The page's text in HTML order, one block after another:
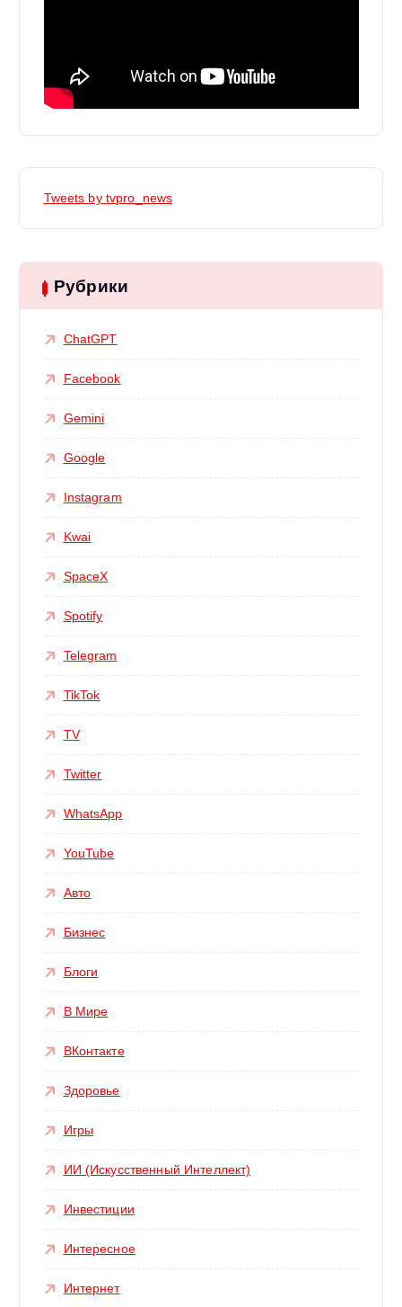
Tweets by tvpro_news
Рубрики
ChatGPT
Facebook
Gemini
Google
Instagram
Kwai
SpaceX
Spotify
Telegram
TikTok
TV
Twitter
WhatsApp
YouTube
Авто
Бизнес
Блоги
В Мире
ВКонтакте
Здоровье
Игры
ИИ (Искусственный Интеллект)
Инвестиции
Интересное
Интернет